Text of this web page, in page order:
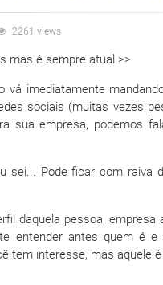
2261 views
mas é sempre atual >>
vá imediatamente
sociais (muitas vezes
sua empresa, podemos
sei... Pode ficar com
daquela pessoa,
entender antes quem é
tem interesse, mas aquele